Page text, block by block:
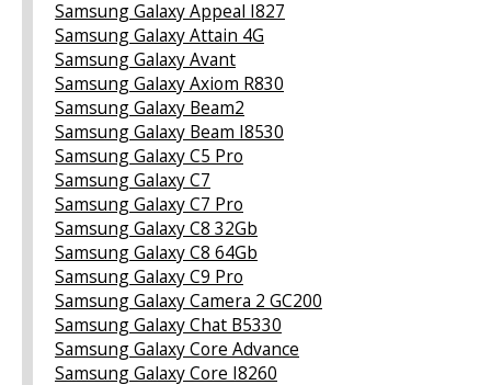
Samsung Galaxy Appeal I827
Samsung Galaxy Attain 4G
Samsung Galaxy Avant
Samsung Galaxy Axiom R830
Samsung Galaxy Beam2
Samsung Galaxy Beam I8530
Samsung Galaxy C5 Pro
Samsung Galaxy C7
Samsung Galaxy C7 Pro
Samsung Galaxy C8 32Gb
Samsung Galaxy C8 64Gb
Samsung Galaxy C9 Pro
Samsung Galaxy Camera 2 GC200
Samsung Galaxy Chat B5330
Samsung Galaxy Core Advance
Samsung Galaxy Core I8260